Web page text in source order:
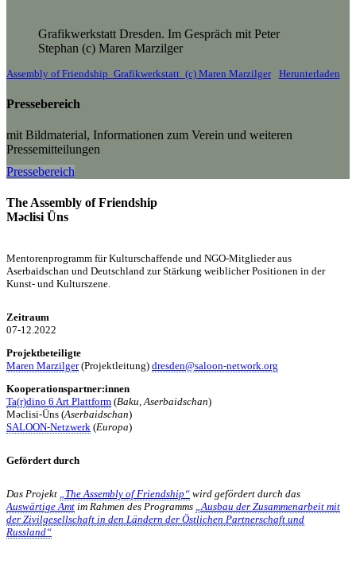
Grafikwerkstatt Dresden. Im Gespräch mit Peter
Stephan (c) Maren Marzilger
Assembly of Friendship_Grafikwerkstatt_(c) Maren Marzilger Herunterladen
Pressebereich
mit Bildmaterial, Informationen zum Verein und weiteren
Pressemitteilungen
Pressebereich
The Assembly of Friendship
Məclisi Üns
Mentorenprogramm für Kulturschaffende und NGO-Mitglieder aus
Aserbaidschan und Deutschland zur Stärkung weiblicher Positionen in der
Kunst- und Kulturszene.
Zeitraum
07-12.2022
Projektbeteiligte
Maren Marzilger(Projektleitung) dresden@saloon-network.org
Kooperationspartner:innen
Ta(r)dino 6 Art Plattform (Baku, Aserbaidschan)
Məclisi-Üns (Aserbaidschan)
SALOON-Netzwerk (Europa)
Gefördert durch
Das Projekt „The Assembly of Friendship“ wird gefördert durch das
Auswärtige Amt im Rahmen des Programms
„Ausbau der Zusammenarbeit mit
der Zivilgesellschaft in den Ländern der Östlichen Partnerschaft und
Russland“